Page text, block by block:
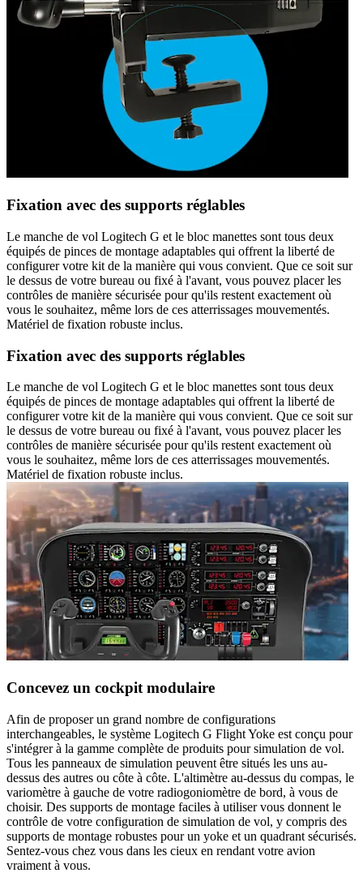
Fixation avec des supports réglables
Le manche de vol Logitech G et le bloc manettes sont tous deux
équipés de pinces de montage adaptables qui offrent la liberté de
configurer votre kit de la manière qui vous convient. Que ce soit sur
le dessus de votre bureau ou fixé à l'avant, vous pouvez placer les
contrôles de manière sécurisée pour qu'ils restent exactement où
vous le souhaitez, même lors de ces atterrissages mouvementés.
Matériel de fixation robuste inclus.
Fixation avec des supports réglables
Le manche de vol Logitech G et le bloc manettes sont tous deux
équipés de pinces de montage adaptables qui offrent la liberté de
configurer votre kit de la manière qui vous convient. Que ce soit sur
le dessus de votre bureau ou fixé à l'avant, vous pouvez placer les
contrôles de manière sécurisée pour qu'ils restent exactement où
vous le souhaitez, même lors de ces atterrissages mouvementés.
Matériel de fixation robuste inclus.
Concevez un cockpit modulaire
Afin de proposer un grand nombre de configurations
interchangeables, le système Logitech G Flight Yoke est conçu pour
s'intégrer à la gamme complète de produits pour simulation de vol.
Tous les panneaux de simulation peuvent être situés les uns au-
dessus des autres ou côte à côte. L'altimètre au-dessus du compas, le
variomètre à gauche de votre radiogoniomètre de bord, à vous de
choisir. Des supports de montage faciles à utiliser vous donnent le
contrôle de votre configuration de simulation de vol, y compris des
supports de montage robustes pour un yoke et un quadrant sécurisés.
Sentez-vous chez vous dans les cieux en rendant votre avion
vraiment à vous.